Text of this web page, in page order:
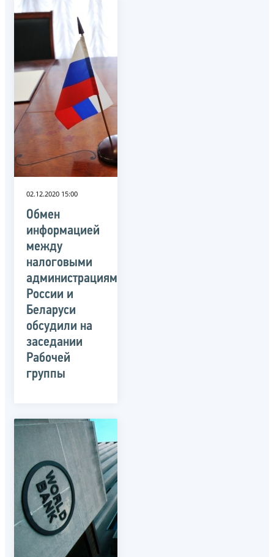
02.12.2020 15:00
Обмен
информацией
между
налоговыми
администрациями
России и
Беларуси
обсудили на
заседании
Рабочей
группы